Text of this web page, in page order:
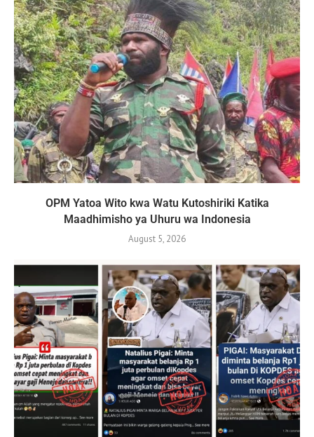
OPM Yatoa Wito kwa Watu Kutoshiriki Katika
Maadhimisho ya Uhuru wa Indonesia
August 5, 2026